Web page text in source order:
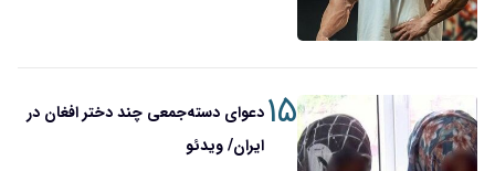
۱۵دعوای دسته‌جمعی چند دختر افغان در
ایران/ ویدئو